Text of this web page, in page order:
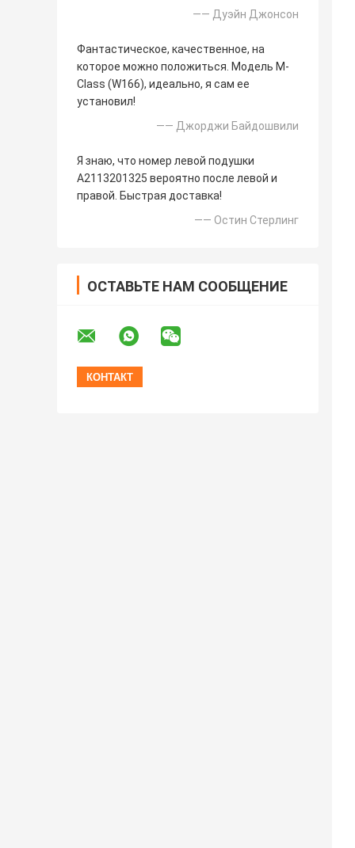
—— Дуэйн Джонсон
Фантастическое, качественное, на
которое можно положиться. Модель M-
Class (W166), идеально, я сам ее
установил!
—— Джорджи Байдошвили
Я знаю, что номер левой подушки
A2113201325 вероятно после левой и
правой. Быстрая доставка!
—— Остин Стерлинг
ОСТАВЬТЕ НАМ СООБЩЕНИЕ